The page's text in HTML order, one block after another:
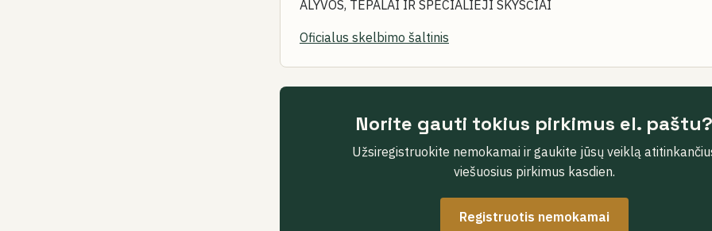
ALYVOS, TEPALAI IR SPECIALIEJI SKYSČIAI
Oficialus skelbimo šaltinis
Norite gauti tokius pirkimus el. paštu?
Užsiregistruokite nemokamai ir gaukite jūsų veiklą
viešuosius pirkimus kasdien.
Registruotis nemokamai